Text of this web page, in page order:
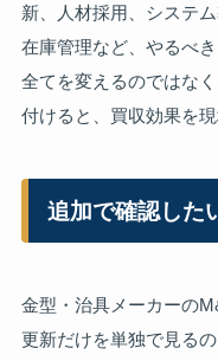
新、人材採用、システ
在庫管理など、やるべ
全てを変えるのではな
付けると、買収効果を
追加で確認した
金型・治具メーカーの
更新だけを単独で見る